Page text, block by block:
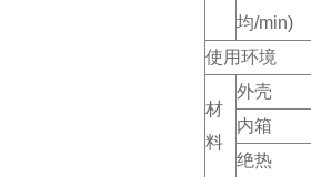
均/min)
使用环境
材
料
外壳
内箱
绝热